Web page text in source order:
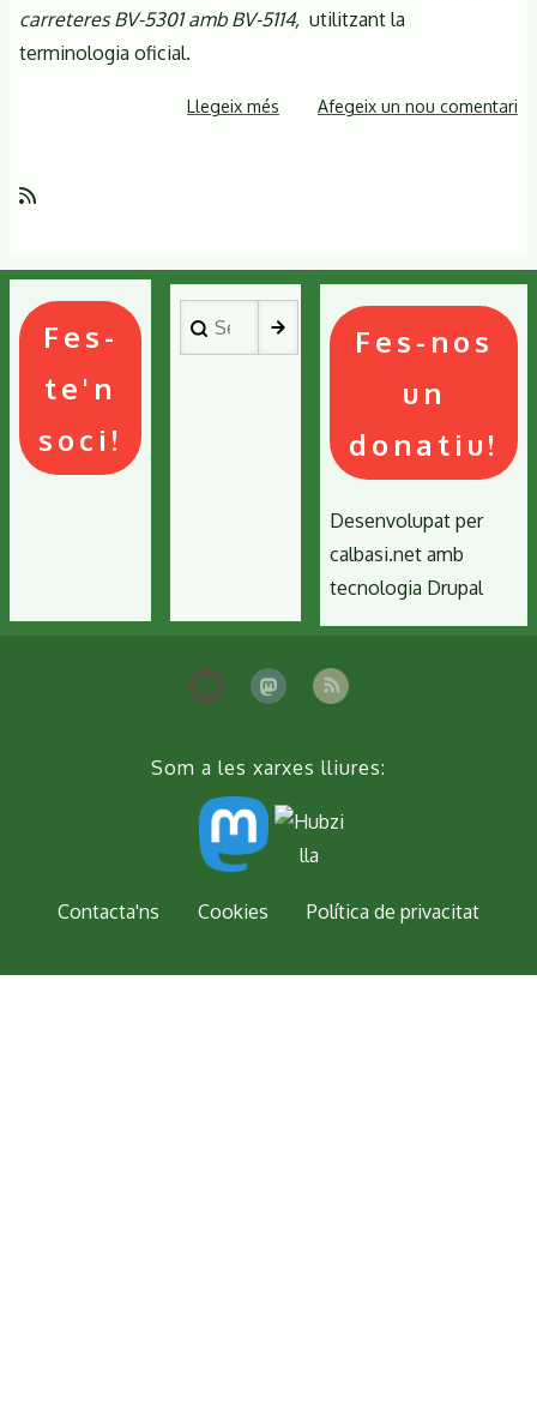
carreteres BV-5301 amb BV-5114, utilitzant la
terminologia oficial.
Llegeix més sobre
parlem-
Afegeix un nou comentari
Fes-
te'n
soci!
Search
Fes-nos
un
donatiu!
Desenvolupat per
calbasi.net amb
tecnologia Drupal
Som a les xarxes lliures:
Contacta'ns Cookies Política de privacitat